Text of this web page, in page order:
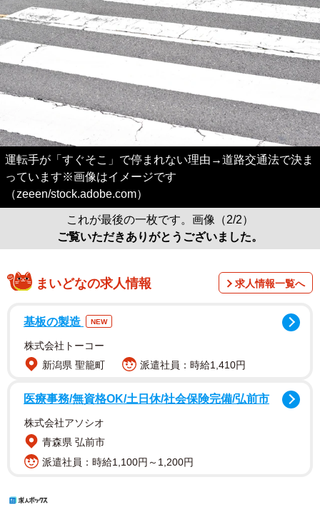
運転手が「すぐそこ」で停まれない理由→道路交通法で決ま
っています※画像はイメージです
（zeeen/stock.adobe.com）
これが最後の一枚です。画像（2/2）
ご覧いただきありがとうございました。
まいどなの求人情報 求人情報一覧へ
基板の製造 NEW
株式会社トーコー
新潟県 聖籠町
派遣社員：時給1,410円
医療事務/無資格OK/土日休/社会保険完備/弘前市
株式会社アソシオ
青森県 弘前市
派遣社員：時給1,100円～1,200円